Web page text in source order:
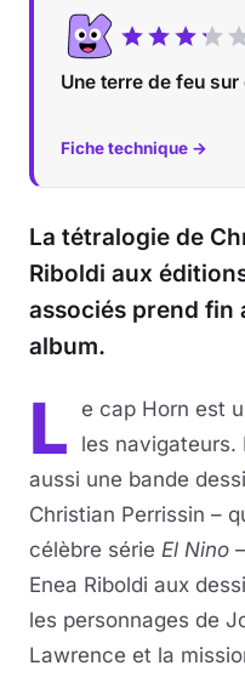
Une terre de feu
Fiche technique →
La tétralogie de
Riboldi aux
associés prend fin
album.
L
e cap Horn est
les navigateurs.
aussi une bande
Christian Perrissin –
célèbre série El Nino
Enea Riboldi aux
les personnages de
Lawrence et la